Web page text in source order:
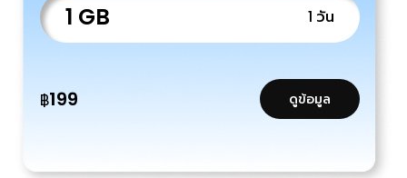
1 GB 1 วัน
฿199 ดูข้อมูล